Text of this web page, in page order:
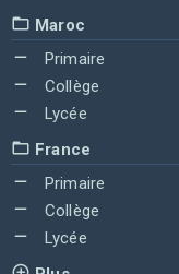
Maroc
Primaire
Collège
Lycée
France
Primaire
Collège
Lycée